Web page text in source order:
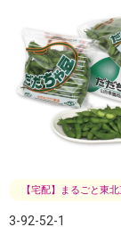
【宅配】まるごと東
3-92-52-1